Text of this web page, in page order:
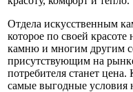
Отдела искусственным
которое по своей
камню и многим другим
присутствующим на
потребителя станет
самые выгодные условия